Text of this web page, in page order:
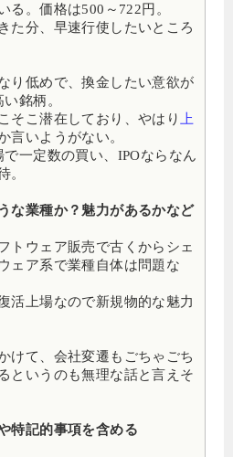
る。価格は500～722円。
た分、早速行使したいところ
り低めで、換金したい意欲が
銘柄。
そこ潜在しており、やはり
上
言いようがない。
一定数の買い、IPOならなん
。
な業種か？魅力があるかなど
トウェア販売で古くからシェ
ェア系で業種自体は問題な
活上場なので新規物的な魅力
けて、会社変遷もごちゃごち
というのも無理な話と言えそ
特記的事項を含める